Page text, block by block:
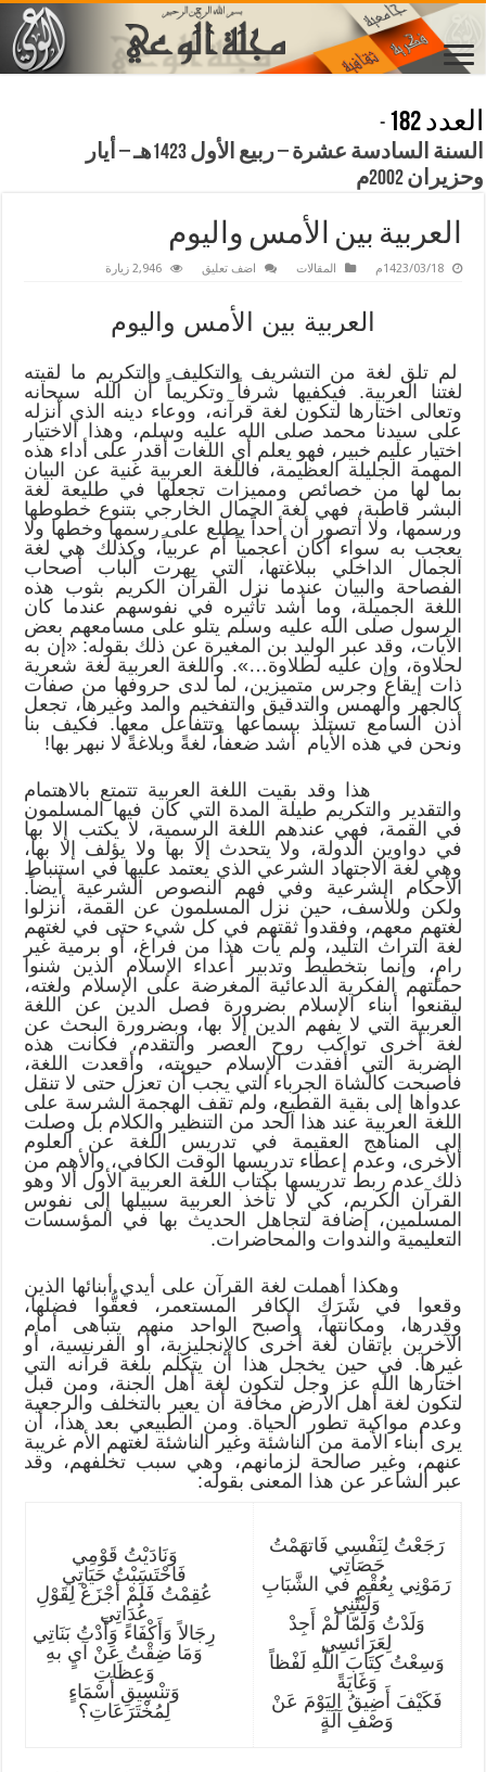
العدد 182
-
السنة السادسة عشرة – ربيع الأول 1423هـ – أيار
وحزيران 2002م
العربية بين الأمس واليوم
1423/03/18م المقالات اضف تعليق 2,946 زيارة
العربية بين الأمس واليوم
لم تلق لغة من التشريف والتكليف والتكريم ما لقيته
لغتنا العربية. فيكفيها شرفاً وتكريماً أن الله سبحانه
وتعالى اختارها لتكون لغة قرآنه، ووعاء دينه الذي أنزله
على سيدنا محمد صلى الله عليه وسلم، وهذا الاختيار
اختيار عليم خبير، فهو يعلم أي اللغات أقدر على أداء هذه
المهمة الجليلة العظيمة، فاللغة العربية غنية عن البيان
بما لها من خصائص ومميزات تجعلها في طليعة لغة
البشر قاطبة، فهي لغة الجمال الخارجي بتنوع خطوطها
ورسمها، ولا أتصور أن أحداً يطلع على رسمها وخطها ولا
يعجب به سواء أكان أعجمياً أم عربياً، وكذلك هي لغة
الجمال الداخلي ببلاغتها، التي بهرت ألباب أصحاب
الفصاحة والبيان عندما نزل القرآن الكريم بثوب هذه
اللغة الجميلة، وما أشد تأثيره في نفوسهم عندما كان
الرسول صلى الله عليه وسلم يتلو على مسامعهم بعض
الآيات، وقد عبر الوليد بن المغيرة عن ذلك بقوله: «إن به
لحلاوة، وإن عليه لطلاوة…». واللغة العربية لغة شعرية
ذات إيقاع وجرس متميزين، لما لدى حروفها من صفات
كالجهر والهمس والتدقيق والتفخيم والمد وغيرها، تجعل
أذن السامع تستلذ بسماعها وتتفاعل معها. فكيف بنا
ونحن في هذه الأيام أشد ضعفاً، لغةً وبلاغةً لا نبهر بها!
هذا وقد بقيت اللغة العربية تتمتع بالاهتمام
والتقدير والتكريم طيلة المدة التي كان فيها المسلمون
في القمة، فهي عندهم اللغة الرسمية، لا يكتب إلا بها
في دواوين الدولة، ولا يتحدث إلا بها ولا يؤلف إلا بها،
وهي لغة الاجتهاد الشرعي الذي يعتمد عليها في استنباط
الأحكام الشرعية وفي فهم النصوص الشرعية أيضاً.
ولكن وللأسف، حين نزل المسلمون عن القمة، أنزلوا
لغتهم معهم، وفقدوا ثقتهم في كل شيء حتى في لغتهم
لغة التراث التليد، ولم يأت هذا من فراغ، أو برمية غير
رامٍ، وإنما بتخطيط وتدبير أعداء الإسلام الذين شنوا
حملتهم الفكرية الدعائية المغرضة على الإسلام ولغته،
ليقنعوا أبناء الإسلام بضرورة فصل الدين عن اللغة
العربية التي لا يفهم الدين إلا بها، وبضرورة البحث عن
لغة أخرى تواكب روح العصر والتقدم، فكانت هذه
الضربة التي أفقدت الإسلام حيويته، وأقعدت اللغة،
فأصبحت كالشاة الجرباء التي يجب أن تعزل حتى لا تنقل
عدواها إلى بقية القطيع، ولم تقف الهجمة الشرسة على
اللغة العربية عند هذا الحد من التنظير والكلام بل وصلت
إلى المناهج العقيمة في تدريس اللغة عن العلوم
الأخرى، وعدم إعطاء تدريسها الوقت الكافي، والأهم من
ذلك عدم ربط تدريسها بكتاب اللغة العربية الأول ألا وهو
القرآن الكريم، كي لا تأخذ العربية سبيلها إلى نفوس
المسلمين، إضافة لتجاهل الحديث بها في المؤسسات
التعليمية والندوات والمحاضرات.
وهكذا أهملت لغة القرآن على أيدي أبنائها الذين
وقعوا في شَرَكِ الكافر المستعمر، فعقُّوا فضلها،
وقدرها، ومكانتها، وأصبح الواحد منهم يتباهى أمام
الآخرين بإتقان لغة أخرى كالإنجليزية، أو الفرنسية، أو
غيرها. في حين يخجل هذا أن يتكلم بلغة قرآنه التي
اختارها الله عز وجل لتكون لغة أهل الجنة، ومن قبل
لتكون لغة أهل الأرض مخافة أن يعير بالتخلف والرجعية
وعدم مواكبة تطور الحياة. ومن الطبيعي بعد هذا، أن
يرى أبناء الأمة من الناشئة وغير الناشئة لغتهم الأم غريبة
عنهم، وغير صالحة لزمانهم، وهي سبب تخلفهم، وقد
عبر الشاعر عن هذا المعنى بقوله:
رَجَعْتُ لِنَفْسِي فَاتهَمْتُ
حَصَاتِي
رَمَوْنِي بِعُقْمٍ في الشَّبَابِ
وَلَيْتَنِي
وَلَدْتُ وَلَمّا لَمْ أَجِدْ
لِعَرَائسِي
وَسِعْتُ كِتَابَ اللّهِ لَفْظاً
وَغَايَةً
فَكَيْفَ أَضِيقُ اليَوْمَ عَنْ
وَصْفِ آلَةٍ
وَنَادَيْتُ قَوْمِي
فَاحْتَسَبْتُ حَيَاتِي
عُقِمْتُ فَلَمْ أَجْزَعْ لِقَوْلِ
عُدَاتِي
رِجَالاً وَأَكْفَاءً وَأَدْتُ بَنَاتِي
وَمَا ضِقْتُ عَنْ آيٍ بهِ
وَعِظَاتِ
وَتنْسِيقِ أَسْمَاءٍ
لِمُخْتَرَعَاتِ؟